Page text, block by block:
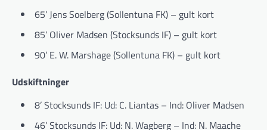
65’ Jens Soelberg (Sollentuna FK) – gult kort
85’ Oliver Madsen (Stocksunds IF) – gult kort
90’ E. W. Marshage (Sollentuna FK) – gult kort
Udskiftninger
8’ Stocksunds IF: Ud: C. Liantas – Ind: Oliver Madsen
46’ Stocksunds IF: Ud: N. Wagberg – Ind: N. Maache